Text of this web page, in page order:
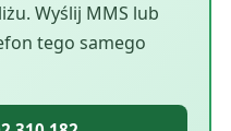
Wyślij MMS lub
tego samego